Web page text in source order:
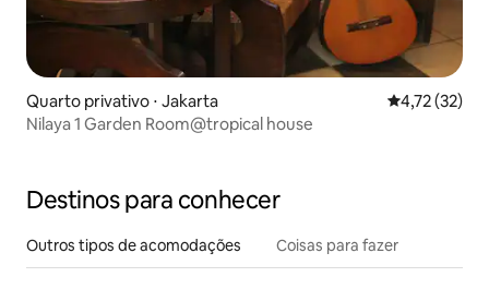
Quarto privativo ⋅ Jakarta 4,72 de uma
4,72 (32)
Nilaya 1 Garden Room@tropical house
Destinos para conhecer
Outros tipos de acomodações Coisas para fazer